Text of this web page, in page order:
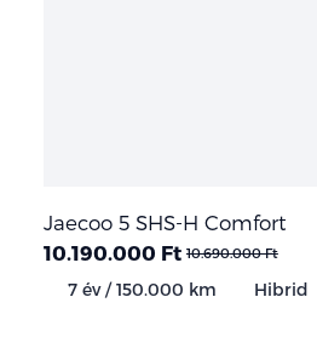
Jaecoo 5 SHS-H Comfort
10.190.000 Ft 10.690.000 Ft
7 év / 150.000 km Hibrid